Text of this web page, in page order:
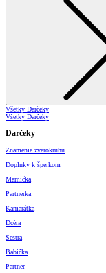
Všetky Darčeky
Všetky Darčeky
Darčeky
Znamenie zverokruhu
Doplnky k šperkom
Mamička
Partnerka
Kamarátka
Dcéra
Sestra
Babička
Partner